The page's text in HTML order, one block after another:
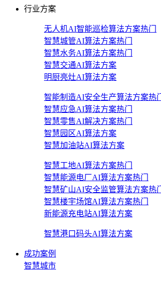
行业方案
无人机AI智能巡检算法方案热门
智慧城管AI算法方案热门
智慧水务AI算法方案热门
智慧交通AI算法方案
明厨亮灶AI算法方案
智能制造AI安全生产算法方案热门
智慧应急AI算法方案热门
智慧零售AI解决方案热门
智慧园区AI算法方案
智慧加油站AI算法方案
智慧工地AI算法方案热门
智慧能源电厂AI算法方案热门
智慧矿山AI安全监管算法方案热门
智慧楼宇场馆AI算法方案热门
新能源充电站AI算法方案
智慧港口码头AI算法方案
成功案例
智慧城市